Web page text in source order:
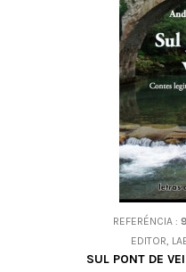
REFERÉNCIA :
EDITOR,
SUL PONT DE